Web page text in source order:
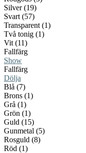
Silver (19)
Svart (57)
Transparent (1)
Två tonig (1)
Vit (11)
Fallfärg
Show
Fallfärg
Dölja
Blå (7)
Brons (1)
Grå (1)
Grön (1)
Guld (15)
Gunmetal (5)
Rosguld (8)
Röd (1)